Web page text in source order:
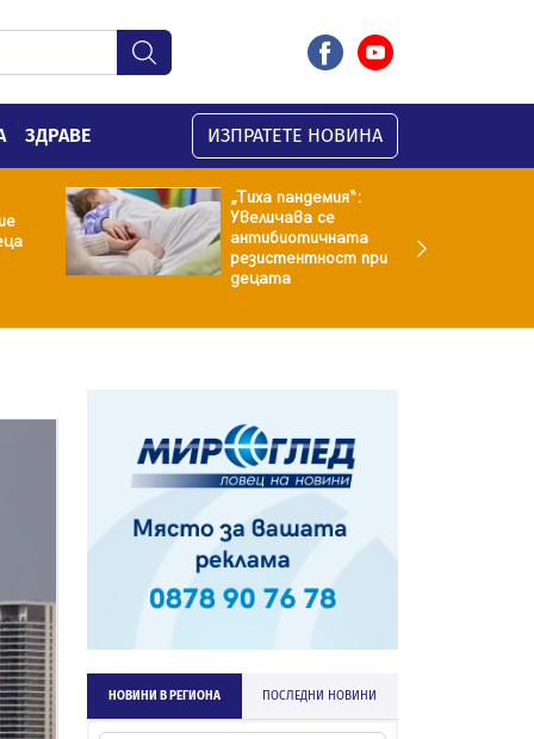
ЗДРАВЕ ИЗПРАТЕТЕ НОВИНА
„Тиха пандемия“:
Увеличава се
антибиотичната
резистентност при
децата
НОВИНИ В РЕГИОНА ПОСЛЕДНИ НОВИНИ